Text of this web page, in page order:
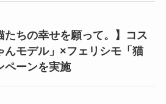
たちの幸せを願って。】コス
んモデル」×フェリシモ「猫
ペーンを実施